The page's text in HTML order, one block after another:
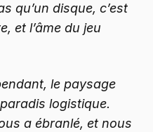
qu’un disque, c’est
et l’âme du jeu
le paysage
logistique.
a ébranlé, et nous